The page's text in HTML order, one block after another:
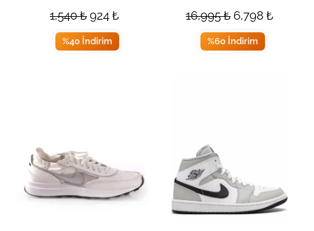
1,540₺ 924 ₺
%40 İndirim
16,995₺ 6,798 ₺
%60 İndirim